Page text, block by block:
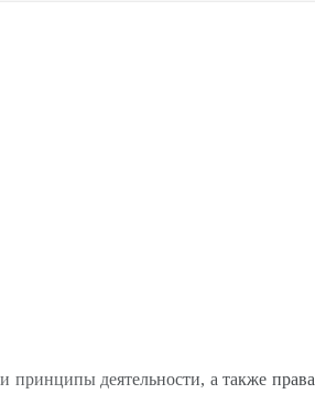
принципы деятельности, а также права